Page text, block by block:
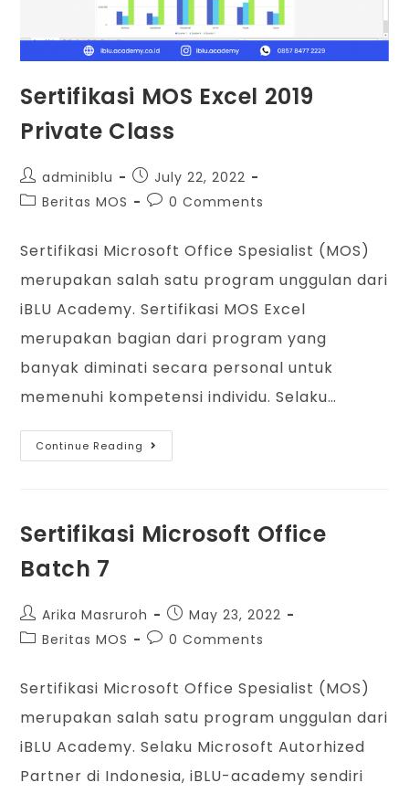
Sertifikasi MOS Excel 2019
Private Class
adminiblu
July 22, 2022
Beritas MOS
0 Comments
Sertifikasi Microsoft Office Spesialist (MOS)
merupakan salah satu program unggulan dari
iBLU Academy. Sertifikasi MOS Excel
merupakan bagian dari program yang
banyak diminati secara personal untuk
memenuhi kompetensi individu. Selaku…
Continue Reading
Sertifikasi Microsoft Office
Batch 7
Arika Masruroh
May 23, 2022
Beritas MOS
0 Comments
Sertifikasi Microsoft Office Spesialist (MOS)
merupakan salah satu program unggulan dari
iBLU Academy. Selaku Microsoft Autorhized
Partner di Indonesia, iBLU-academy sendiri